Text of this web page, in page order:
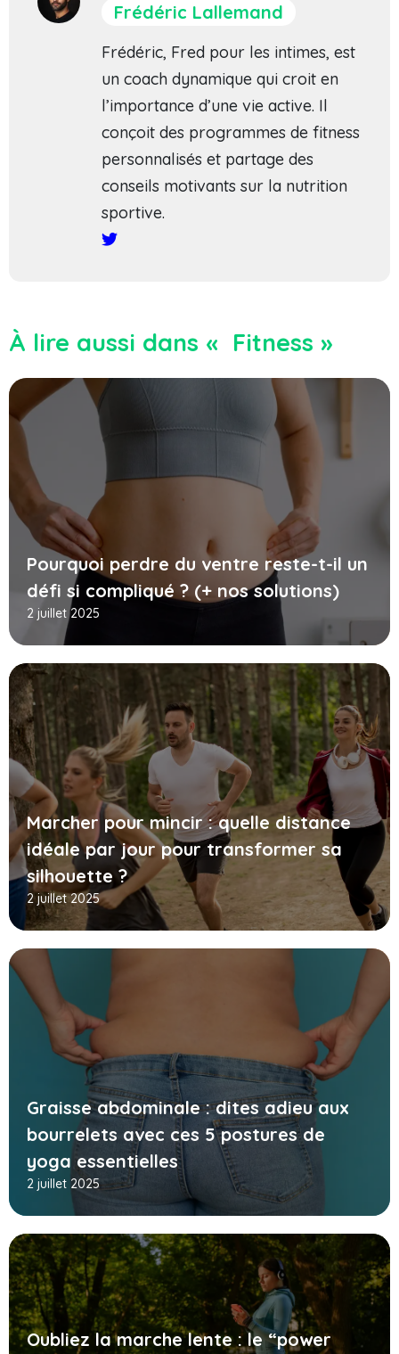
Frédéric Lallemand
Frédéric, Fred pour les intimes, est
un coach dynamique qui croit en
l’importance d’une vie active. Il
conçoit des programmes de fitness
personnalisés et partage des
conseils motivants sur la nutrition
sportive.
À lire aussi dans « Fitness »
Pourquoi perdre du ventre reste-t-il un
défi si compliqué ? (+ nos solutions)
2 juillet 2025
Marcher pour mincir : quelle distance
idéale par jour pour transformer sa
silhouette ?
2 juillet 2025
Graisse abdominale : dites adieu aux
bourrelets avec ces 5 postures de
yoga essentielles
2 juillet 2025
Oubliez la marche lente : le “power